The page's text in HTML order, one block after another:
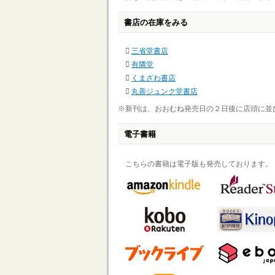
書店の在庫をみる
三省堂書店
有隣堂
くまざわ書店
丸善ジュンク堂書店
※新刊は、おおむね発売日の２日後に店頭に並
電子書籍
こちらの書籍は電子版も発売しております。